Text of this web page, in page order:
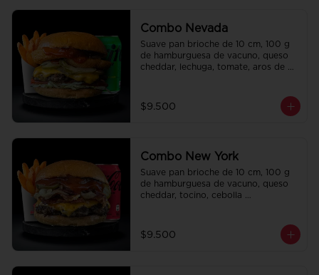
Combo Nevada
Suave pan brioche de 10 cm, 100 g
de hamburguesa de vacuno, queso
cheddar, lechuga, tomate, aros de
condimentadas, salsa de la casa de
regalo a elección y una bebida de
$9.500
Combo New York
Suave pan brioche de 10 cm, 100 g
de hamburguesa de vacuno, queso
cheddar, tocino, cebolla
condimentadas, salsa de la casa de
regalo a elección y una Bebida de
$9.500